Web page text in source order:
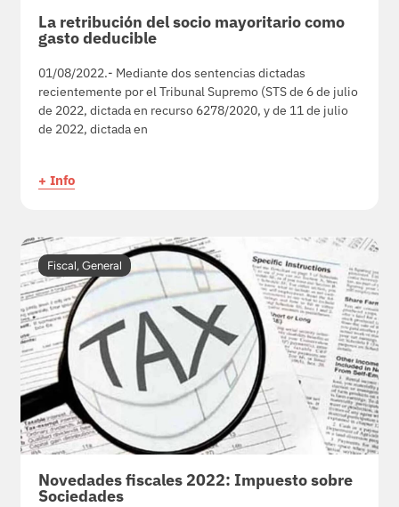
La retribución del socio mayoritario como
gasto deducible
01/08/2022.- Mediante dos sentencias dictadas
recientemente por el Tribunal Supremo (STS de 6 de julio
de 2022, dictada en recurso 6278/2020, y de 11 de julio
de 2022, dictada en
+ Info
Fiscal,General
Novedades fiscales 2022: Impuesto sobre
Sociedades